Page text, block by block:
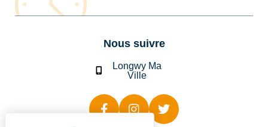
Nous suivre
Longwy Ma
Ville